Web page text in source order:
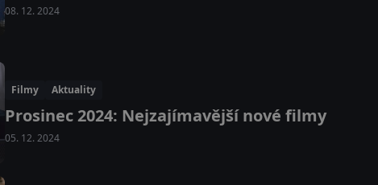
08. 12. 2024
Filmy Aktuality
Prosinec 2024: Nejzajímavější nové filmy
05. 12. 2024